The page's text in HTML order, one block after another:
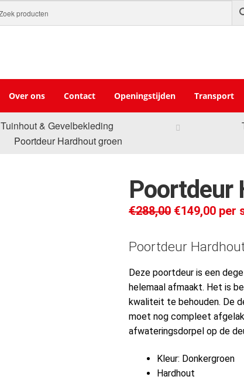
Over ons Contact Openingstijden Transport
Tuinhout & Gevelbekleding
Poortdeur Hardhout groen
Poortdeur
€288,00 €149,00 per
Poortdeur
Deze poortdeur is een
helemaal afmaakt. Het is
kwaliteit te behouden. De
moet nog compleet
afwateringsdorpel op de
Kleur: Donkergroen
Hardhout